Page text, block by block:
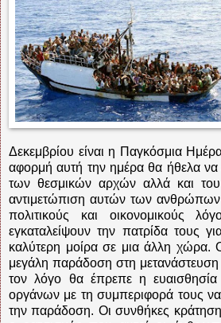
Δεκεμβρίου είναι η Παγκόσμια
αφορμή αυτή την ημέρα θα ήθελα
των θεσμικών αρχών αλλά και
αντιμετώπιση αυτών των ανθρώπων
πολιτικούς και οικονομικούς
εγκαταλείψουν την πατρίδα τους
καλύτερη μοίρα σε μια άλλη χώρα.
μεγάλη παράδοση στη μετανάστευση
τον λόγο θα έπρεπε η
οργάνων με τη συμπεριφορά τους
την παράδοση. Οι συνθήκες